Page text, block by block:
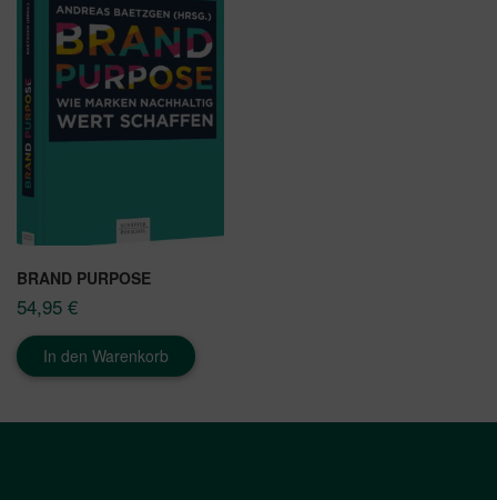
BRAND PURPOSE
54,95 €
In den Warenkorb